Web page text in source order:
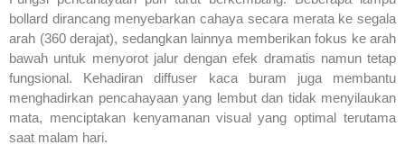
bollard dirancang menyebarkan cahaya secara merata ke segala
arah (360 derajat), sedangkan lainnya memberikan fokus ke arah
bawah untuk menyorot jalur dengan efek dramatis namun tetap
fungsional. Kehadiran diffuser kaca buram juga membantu
menghadirkan pencahayaan yang lembut dan tidak menyilaukan
mata, menciptakan kenyamanan visual yang optimal terutama
saat malam hari.